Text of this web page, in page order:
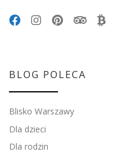
BLOG POLECA
Blisko Warszawy
Dla dzieci
Dla rodzin